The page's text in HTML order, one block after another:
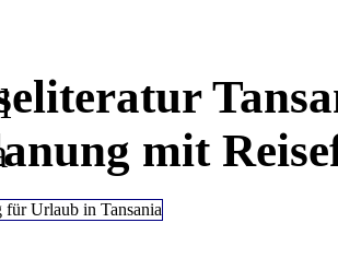
mit